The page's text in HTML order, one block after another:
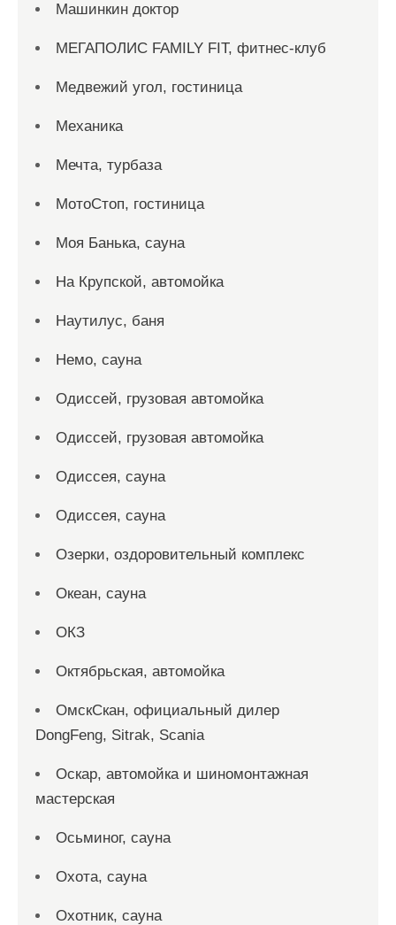
Машинкин доктор
МЕГАПОЛИС FAMILY FIT, фитнес-клуб
Медвежий угол, гостиница
Механика
Мечта, турбаза
МотоСтоп, гостиница
Моя Банька, сауна
На Крупской, автомойка
Наутилус, баня
Немо, сауна
Одиссей, грузовая автомойка
Одиссей, грузовая автомойка
Одиссея, сауна
Одиссея, сауна
Озерки, оздоровительный комплекс
Океан, сауна
ОКЗ
Октябрьская, автомойка
ОмскСкан, официальный дилер
DongFeng, Sitrak, Scania
Оскар, автомойка и шиномонтажная
мастерская
Осьминог, сауна
Охота, сауна
Охотник, сауна